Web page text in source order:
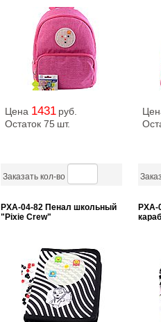
Цена 1431 руб.
Остаток 75 шт.
Заказать кол-во
PXA-04-82 Пенал школьный
"Pixie Crew"